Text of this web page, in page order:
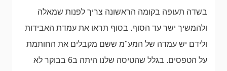
בשדה תעופה בקומה הראשונה צריך לפנות שמאלה
ולהמשיך ישר עד הסוף. בסוף תראו את עמדת האבידות
ולידם יש עמדה של המע"מ ששם מקבלים את החותמת
על הטפסים. בגלל שהטיסה שלנו היתה ב6 בבוקר לא